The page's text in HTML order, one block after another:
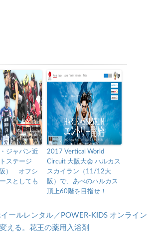
ジャパン近
ステージ
） オフシ
スとしても
2017 Vertical World
Circuit 大阪大会 ハルカス
スカイラン（11/12大
阪）で、あべのハルカス
頂上60階を目指せ！
ールレンタル／POWER-KIDS オンライン
える。花王の薬用入浴剤